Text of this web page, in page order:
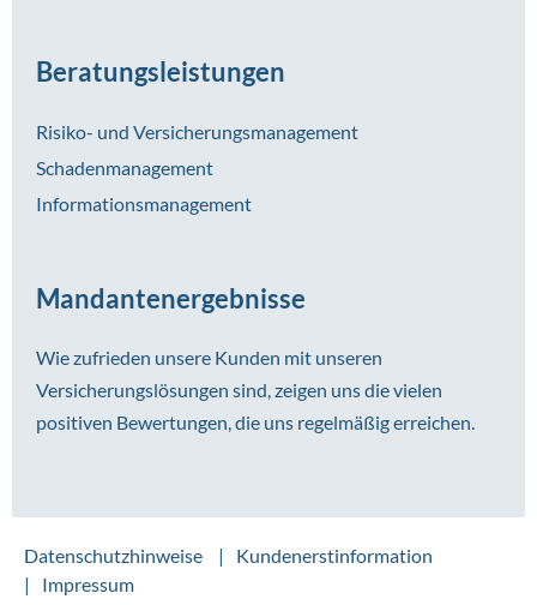
Beratungsleistungen
Risiko- und Versicherungsmanagement
Schadenmanagement
Informationsmanagement
Mandantenergebnisse
Wie zufrieden unsere Kunden mit unseren
Versicherungslösungen sind, zeigen uns die vielen
positiven Bewertungen, die uns regelmäßig erreichen.
Datenschutzhinweise
Kundenerstinformation
Impressum